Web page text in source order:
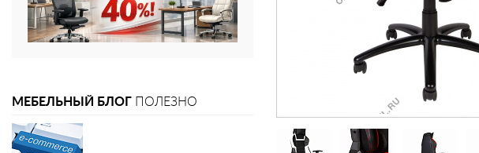
МЕБЕЛЬНЫЙ БЛОГ ПОЛЕЗНО